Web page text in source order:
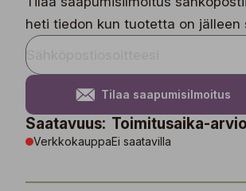
heti tiedon kun tuotetta on jälleen
Tilaa saapumisilmoitus
Saatavuus:
Verkkokauppa
Toimitusaika-
Ei saatavilla